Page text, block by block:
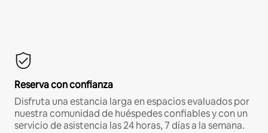
Reserva con confianza
Disfruta una estancia larga en espacios evaluados por
nuestra comunidad de huéspedes confiables y con un
servicio de asistencia las 24 horas, 7 días a la semana.